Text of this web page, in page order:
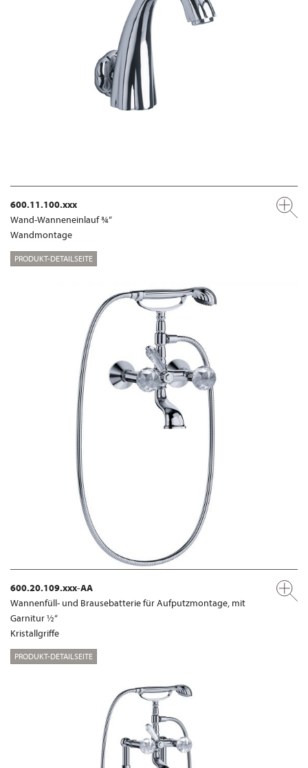
600.11.100.xxx
Wand-Wanneneinlauf ¾“
Wandmontage
PRODUKT-DETAILSEITE
600.20.109.xxx-AA
Wannenfüll- und Brausebatterie für Aufputzmontage, mit
Garnitur ½“
Kristallgriffe
PRODUKT-DETAILSEITE